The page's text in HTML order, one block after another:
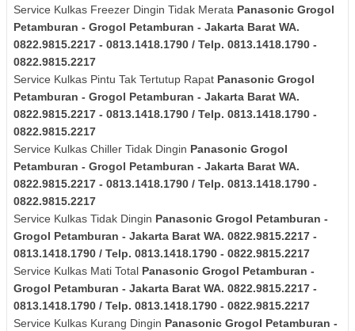
Service Kulkas Freezer Dingin Tidak Merata Panasonic Grogol
Petamburan - Grogol Petamburan - Jakarta Barat WA.
0822.9815.2217 - 0813.1418.1790 / Telp. 0813.1418.1790 -
0822.9815.2217
Service Kulkas Pintu Tak Tertutup Rapat Panasonic Grogol
Petamburan - Grogol Petamburan - Jakarta Barat WA.
0822.9815.2217 - 0813.1418.1790 / Telp. 0813.1418.1790 -
0822.9815.2217
Service Kulkas Chiller Tidak Dingin Panasonic Grogol
Petamburan - Grogol Petamburan - Jakarta Barat WA.
0822.9815.2217 - 0813.1418.1790 / Telp. 0813.1418.1790 -
0822.9815.2217
Service Kulkas Tidak Dingin Panasonic Grogol Petamburan -
Grogol Petamburan - Jakarta Barat WA. 0822.9815.2217 -
0813.1418.1790 / Telp. 0813.1418.1790 - 0822.9815.2217
Service Kulkas Mati Total Panasonic Grogol Petamburan -
Grogol Petamburan - Jakarta Barat WA. 0822.9815.2217 -
0813.1418.1790 / Telp. 0813.1418.1790 - 0822.9815.2217
Service Kulkas Kurang Dingin Panasonic Grogol Petamburan -